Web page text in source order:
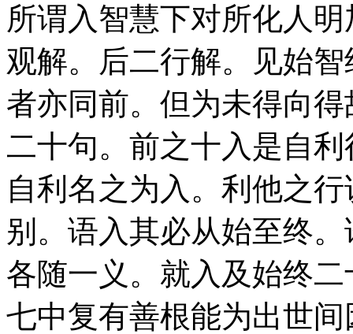
所谓入智慧下对所化人
观解。后二行解。见始
者亦同前。但为未得向
二十句。前之十入是自
自利名之为入。利他之
别。语入其必从始至终
各随一义。就入及始终
七中复有善根能为出世